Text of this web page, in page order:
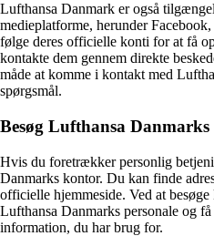
Lufthansa Danmark er også
medieplatforme, herunder
følge deres officielle konti for at få
kontakte dem gennem direkte
måde at komme i kontakt med
spørgsmål.
Besøg Lufthansa
Hvis du foretrækker personlig
Danmarks kontor. Du kan finde
officielle hjemmeside. Ved at
Lufthansa Danmarks personale og
information, du har brug for.